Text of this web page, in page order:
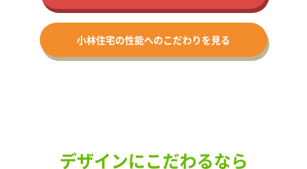
小林住宅の性能へのこだわりを見る
デザインにこだわるなら